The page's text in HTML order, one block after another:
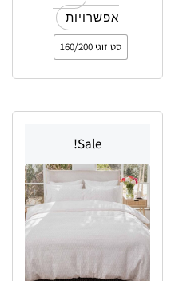
אפשרויות
סט זוגי 160/200
Sale!
יש
מספר
סוגים.
את